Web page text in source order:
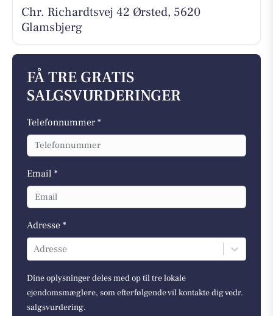
Chr. Richardtsvej 42 Ørsted, 5620
Glamsbjerg
FÅ TRE GRATIS
SALGSVURDERINGER
Telefonnummer *
Email *
Adresse *
Adresse
Dine oplysninger deles med op til tre lokale
ejendomsmæglere, som efterfølgende vil kontakte dig vedr.
salgsvurdering.